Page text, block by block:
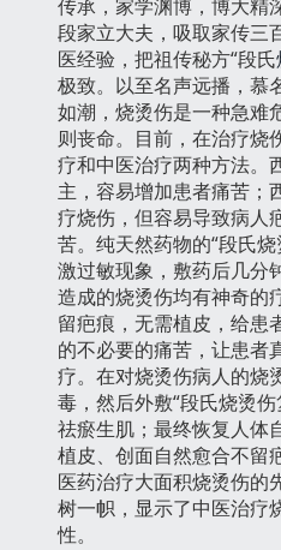
传承，家学渊博，博大精
段家立大夫，吸取家传三
医经验，把祖传秘方“段氏
极致。以至名声远播，慕
如潮，烧烫伤是一种急难
则丧命。目前，在治疗烧
疗和中医治疗两种方法。
主，容易增加患者痛苦；
疗烧伤，但容易导致病人
苦。纯天然药物的“段氏
激过敏现象，敷药后几分
造成的烧烫伤均有神奇的
留疤痕，无需植皮，给患
的不必要的痛苦，让患者
疗。在对烧烫伤病人的烧
毒，然后外敷“段氏烧烫
祛瘀生肌；最终恢复人体
植皮、创面自然愈合不留
医药治疗大面积烧烫伤的
树一帜，显示了中医治疗
性。